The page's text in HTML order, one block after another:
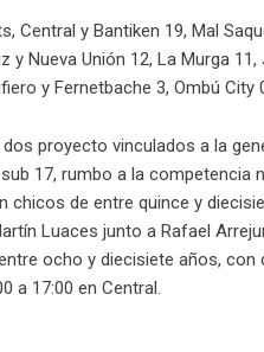
Central y Bantiken 19, Mal
Nueva Unión 12, La Murga
y Fernetbache 3, Ombú City
proyecto vinculados a la
17, rumbo a la competencia
chicos de entre quince y
Luaces junto a Rafael
ocho y diecisiete años,
a 17:00 en Central.